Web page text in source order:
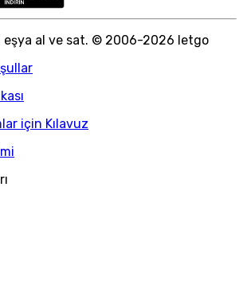
eşya al ve sat. © 2006-2026 letgo
için Kılavuz